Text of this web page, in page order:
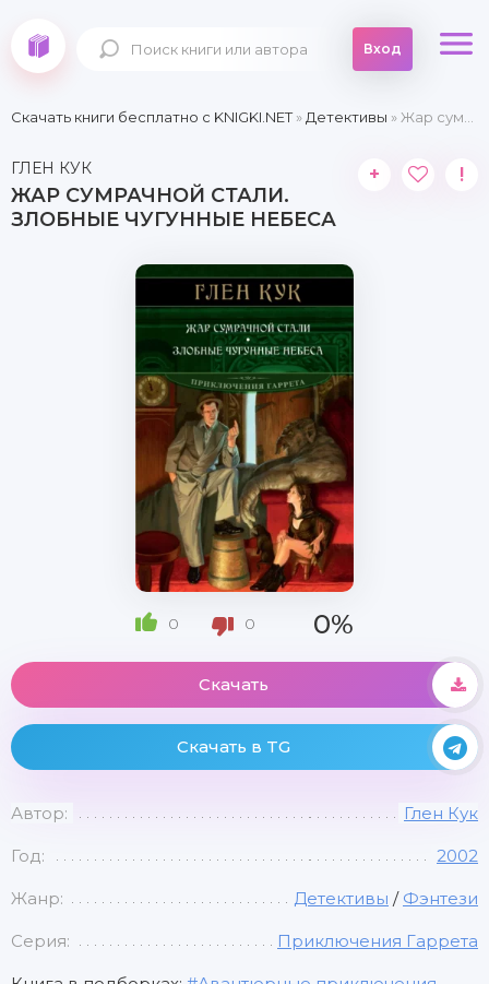
Вход
Скачать книги бесплатно c KNIGKI.NET» Детективы » Жар сумрачной стали. Злобные чугунные небеса
ГЛЕН КУК
ЖАР СУМРАЧНОЙ СТАЛИ.
ЗЛОБНЫЕ ЧУГУННЫЕ НЕБЕСА
+ !
0 0 0%
Скачать
Скачать в TG
Автор: Глен Кук
Год: 2002
Жанр: Детективы / Фэнтези
Серия: Приключения Гаррета